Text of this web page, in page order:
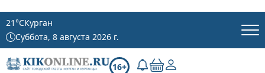
21°CКурган
Суббота, 8 августа 2026 г.
16+